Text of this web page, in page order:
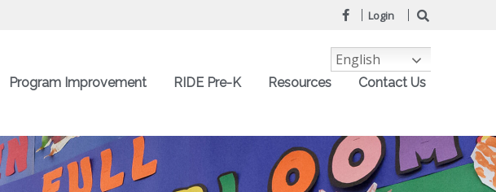
Login
Program Improvement RIDE Pre-K Resources Contact Us
English